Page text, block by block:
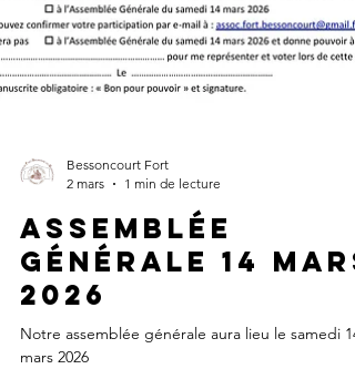
Bessoncourt Fort
2 mars
1 min de lecture
Assemblée
générale 14